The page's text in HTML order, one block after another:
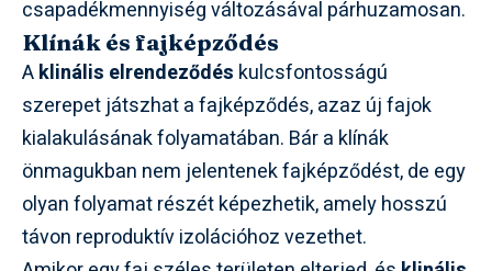
csapadékmennyiség változásával párhuzamosan.
Klínák és fajképződés
Aklinális elrendeződés kulcsfontosságú
szerepet játszhat a fajképződés, azaz új fajok
kialakulásának folyamatában. Bár a klínák
önmagukban nem jelentenek fajképződést, de egy
olyan folyamat részét képezhetik, amely hosszú
távon reproduktív izolációhoz vezethet.